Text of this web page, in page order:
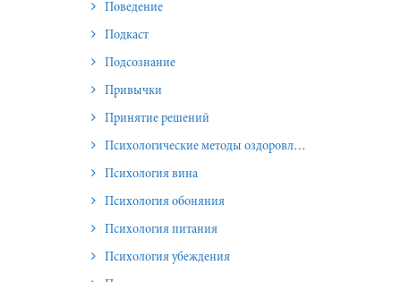
Поведение
Подкаст
Подсознание
Привычки
Принятие решений
Психологические методы оздоровления и омоложения
Психология вина
Психология обоняния
Психология питания
Психология убеждения